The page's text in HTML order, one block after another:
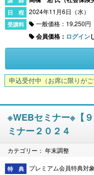
2024年11月6日（水
一般価格：19,250円
会員価格： ログイン
申込受付中 （お席に限りが
※WEBセミナー※【
ミナー２０２４
カテゴリー： 年末調整
プレミアム会員特典対